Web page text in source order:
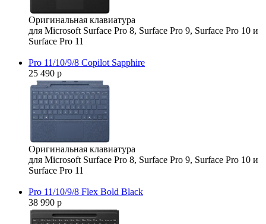
Оригинальная клавиатура
для Microsoft Surface Pro 8, Surface Pro 9, Surface Pro 10 и
Surface Pro 11
Pro 11/10/9/8 Copilot Sapphire
25 490 р
Оригинальная клавиатура
для Microsoft Surface Pro 8, Surface Pro 9, Surface Pro 10 и
Surface Pro 11
Pro 11/10/9/8 Flex Bold Black
38 990 р